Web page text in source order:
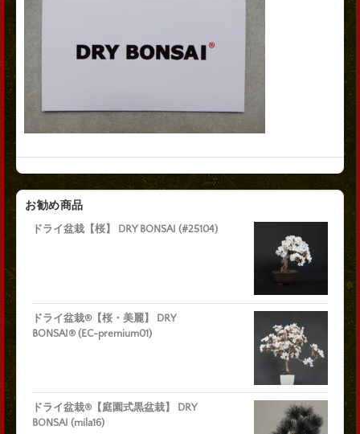
お勧め商品
ドライ盆栽【桜】 DRY BONSAI (#25104)
ドライ盆栽®【桜・美麗】 DRY
BONSAI® (EC-premium01)
ドライ盆栽®【庭園式黒盆栽】 DRY
BONSAI (mila16)